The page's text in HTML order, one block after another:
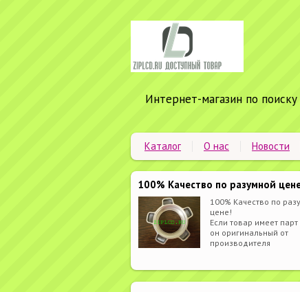
Интернет-магазин по
Каталог О нас Новости
100% Качество по разумной
100% Качество по
цене!
Если товар имеет
он оригинальный от
производителя